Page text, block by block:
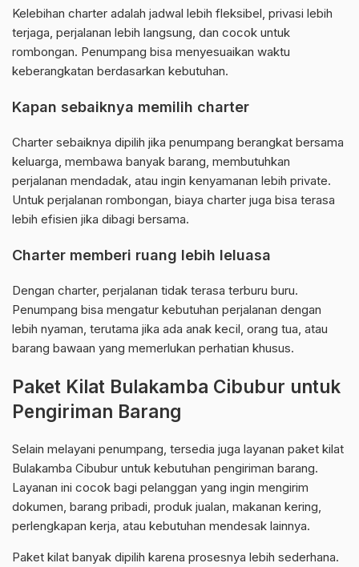
Kelebihan charter adalah jadwal lebih fleksibel, privasi lebih
terjaga, perjalanan lebih langsung, dan cocok untuk
rombongan. Penumpang bisa menyesuaikan waktu
keberangkatan berdasarkan kebutuhan.
Kapan sebaiknya memilih charter
Charter sebaiknya dipilih jika penumpang berangkat bersama
keluarga, membawa banyak barang, membutuhkan
perjalanan mendadak, atau ingin kenyamanan lebih private.
Untuk perjalanan rombongan, biaya charter juga bisa terasa
lebih efisien jika dibagi bersama.
Charter memberi ruang lebih leluasa
Dengan charter, perjalanan tidak terasa terburu buru.
Penumpang bisa mengatur kebutuhan perjalanan dengan
lebih nyaman, terutama jika ada anak kecil, orang tua, atau
barang bawaan yang memerlukan perhatian khusus.
Paket Kilat Bulakamba Cibubur untuk
Pengiriman Barang
Selain melayani penumpang, tersedia juga layanan paket kilat
Bulakamba Cibubur untuk kebutuhan pengiriman barang.
Layanan ini cocok bagi pelanggan yang ingin mengirim
dokumen, barang pribadi, produk jualan, makanan kering,
perlengkapan kerja, atau kebutuhan mendesak lainnya.
Paket kilat banyak dipilih karena prosesnya lebih sederhana.